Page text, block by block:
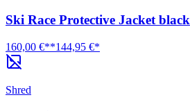
Ski Race Protective Jacket black
160,00 €**144,95 €*
Shred